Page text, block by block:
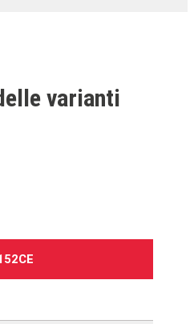
varianti